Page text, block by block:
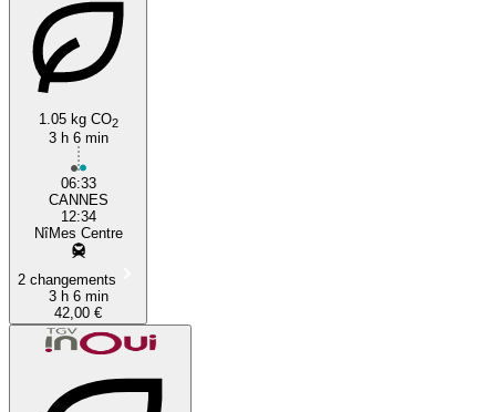
Nîmes
1.05 kg CO2
3 h 6 min
06:33
CANNES
12:34
NîMes Centre
2 changements
3 h 6 min
42,00 €